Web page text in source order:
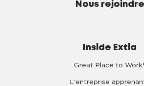
Nous rejoindre
Inside Extia
Great Place to
L'entreprise